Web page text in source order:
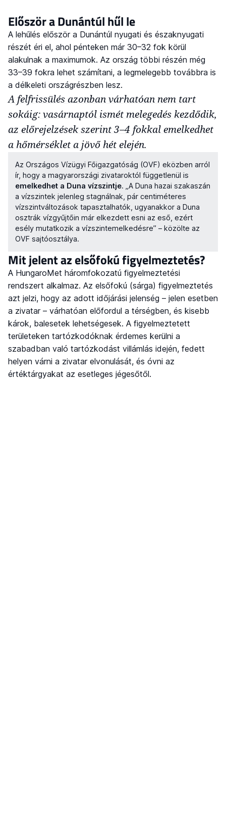
Először a Dunántúl hűl le
A lehűlés először a Dunántúl nyugati és északnyugati
részét éri el, ahol pénteken már 30–32 fok körül
alakulnak a maximumok. Az ország többi részén még
33–39 fokra lehet számítani, a legmelegebb továbbra is
a délkeleti országrészben lesz.
A felfrissülés azonban várhatóan nem tart
sokáig: vasárnaptól ismét melegedés kezdődik,
az előrejelzések szerint 3–4 fokkal emelkedhet
a hőmérséklet a jövő hét elején.
Az Országos Vízügyi Főigazgatóság (OVF) eközben arról
ír, hogy a magyarországi zivataroktól függetlenül is
emelkedhet a Duna vízszintje. „A Duna hazai szakaszán
a vízszintek jelenleg stagnálnak, pár centiméteres
vízszintváltozások tapasztalhatók, ugyanakkor a Duna
osztrák vízgyűjtőin már elkezdett esni az eső, ezért
esély mutatkozik a vízszintemelkedésre” – közölte az
OVF sajtóosztálya.
Mit jelent az elsőfokú figyelmeztetés?
A HungaroMet háromfokozatú figyelmeztetési
rendszert alkalmaz. Az elsőfokú (sárga) figyelmeztetés
azt jelzi, hogy az adott időjárási jelenség – jelen esetben
a zivatar – várhatóan előfordul a térségben, és kisebb
károk, balesetek lehetségesek. A figyelmeztetett
területeken tartózkodóknak érdemes kerülni a
szabadban való tartózkodást villámlás idején, fedett
helyen várni a zivatar elvonulását, és óvni az
értéktárgyakat az esetleges jégesőtől.